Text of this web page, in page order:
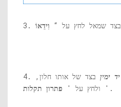
3. בצד שמאל לחץ על “ וִידֵאוֹ
יד ימין בצד של אותו חלון,
ולחץ על ' פתרון תקלות '.